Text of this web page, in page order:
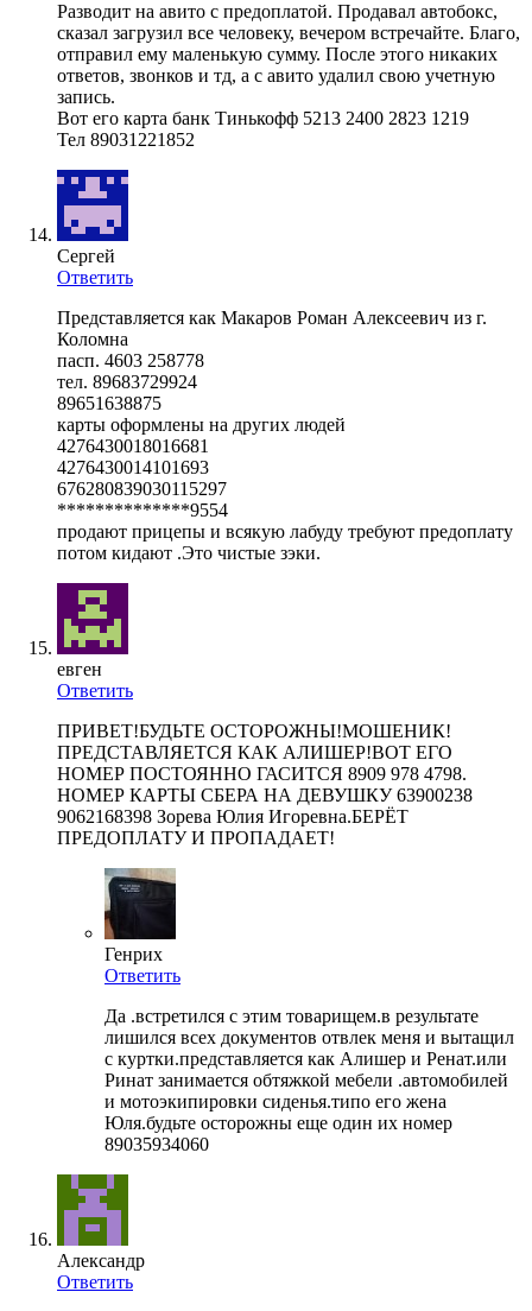
Разводит на авито с предоплатой. Продавал автобокс,
сказал загрузил все человеку, вечером встречайте. Благо,
отправил ему маленькую сумму. После этого никаких
ответов, звонков и тд, а с авито удалил свою учетную
запись.
Вот его карта банк Тинькофф 5213 2400 2823 1219
Тел 89031221852
Сергей
Ответить
Представляется как Макаров Роман Алексеевич из г.
Коломна
пасп. 4603 258778
тел. 89683729924
89651638875
карты оформлены на других людей
4276430018016681
4276430014101693
676280839030115297
**************9554
продают прицепы и всякую лабуду требуют предоплату
потом кидают .Это чистые зэки.
евген
Ответить
ПРИВЕТ!БУДЬТЕ ОСТОРОЖНЫ!МОШЕНИК!
ПРЕДСТАВЛЯЕТСЯ КАК АЛИШЕР!ВОТ ЕГО
НОМЕР ПОСТОЯННО ГАСИТСЯ 8909 978 4798.
НОМЕР КАРТЫ СБЕРА НА ДЕВУШКУ 63900238
9062168398 Зорева Юлия Игоревна.БЕРЁТ
ПРЕДОПЛАТУ И ПРОПАДАЕТ!
Генрих
Ответить
Да .встретился с этим товарищем.в результате
лишился всех документов отвлек меня и вытащил
с куртки.представляется как Алишер и Ренат.или
Ринат занимается обтяжкой мебели .автомобилей
и мотоэкипировки сиденья.типо его жена
Юля.будьте осторожны еще один их номер
89035934060
Александр
Ответить